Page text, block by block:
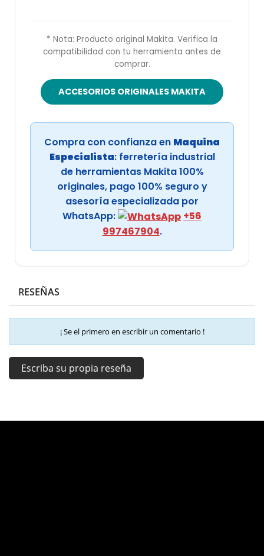
* Nota: Producto original Makita. Verifica la
compatibilidad con tu herramienta antes de
comprar.
ACCESORIOS ORIGINALES MAKITA
Compra con confianza en Maquina
Especialista: ferretería industrial
de herramientas Makita 100%
originales, pago 100% seguro y
asesoría especializada por
WhatsApp:
+56
997467904.
RESEÑAS
¡ Se el primero en escribir un comentario !
Escriba su propia reseña